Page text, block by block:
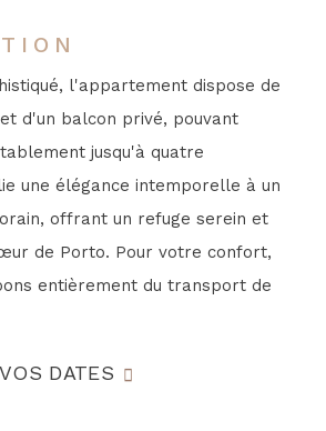
l'appartement dispose de
d'un balcon privé, pouvant
jusqu'à quatre
une élégance intemporelle à un
offrant un refuge serein et
de Porto. Pour votre confort,
entièrement du transport de
DATES